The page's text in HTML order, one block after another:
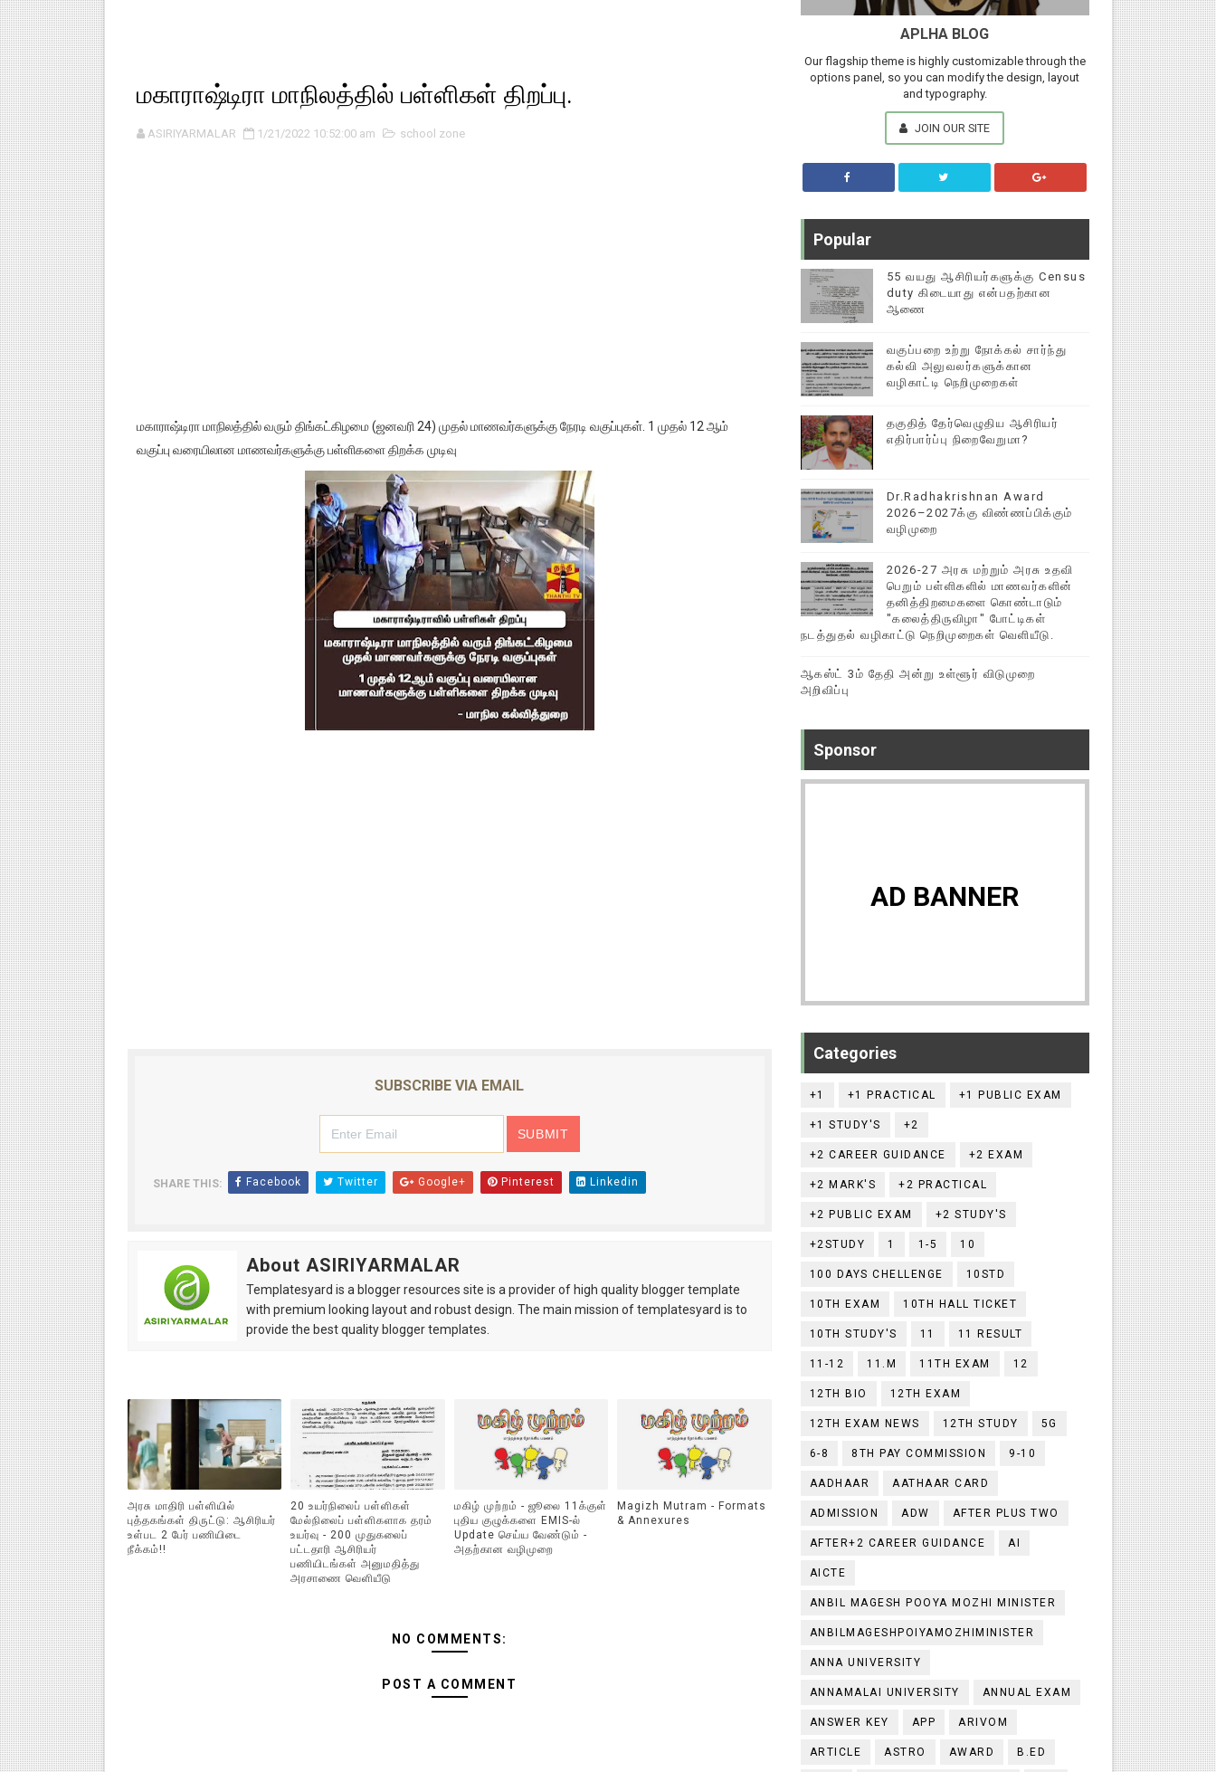
மகாராஷ்டிரா மாநிலத்தில் பள்ளிகள் திறப்பு.
ASIRIYARMALAR 1/21/2022 10:52:00 am school zone
மகாராஷ்டிரா மாநிலத்தில் வரும் திங்கட்கிழமை (ஜனவரி 24) முதல் மாணவர்களுக்கு நேரடி வகுப்புகள். 1 முதல் 12 ஆம்
வகுப்பு வரையிலான மாணவர்களுக்கு பள்ளிகளை திறக்க முடிவு
SUBSCRIBE VIA EMAIL
SHARE THIS: Facebook Twitter Google+ Pinterest Linkedin
About ASIRIYARMALAR
Templatesyard is a blogger resources site is a provider of high quality blogger template
with premium looking layout and robust design. The main mission of templatesyard is to
provide the best quality blogger templates.
அரசு மாதிரி பள்ளியில்
புத்தகங்கள் திருட்டு: ஆசிரியர்
உள்பட 2 பேர் பணியிடை
நீக்கம்!!
20 உயர்நிலைப் பள்ளிகள்
மேல்நிலைப் பள்ளிகளாக தரம்
உயர்வு - 200 முதுகலைப்
பட்டதாரி ஆசிரியர்
பணியிடங்கள் அனுமதித்து
அரசாணை வெளியீடு
மகிழ் முற்றம் - ஜூலை 11க்குள்
புதிய குழுக்களை EMIS-ல்
Update செய்ய வேண்டும் -
அதற்கான வழிமுறை
Magizh Mutram - Formats
& Annexures
NO COMMENTS:
POST A COMMENT
APLHA BLOG
Our flagship theme is highly customizable through the
options panel, so you can modify the design, layout
and typography.
JOIN OUR SITE
Popular
55 வயது ஆசிரியர்களுக்கு Census
duty கிடையாது என்பதற்கான
ஆணை
வகுப்பறை உற்று நோக்கல் சார்ந்து
கல்வி அலுவலர்களுக்கான
வழிகாட்டி நெறிமுறைகள்
தகுதித் தேர்வெழுதிய ஆசிரியர்
எதிர்பார்ப்பு நிறைவேறுமா?
Dr.Radhakrishnan Award
2026–2027க்கு விண்ணப்பிக்கும்
வழிமுறை
2026-27 அரசு மற்றும் அரசு உதவி
பெறும் பள்ளிகளில் மாணவர்களின்
தனித்திறமைகளை கொண்டாடும்
"கலைத்திருவிழா" போட்டிகள்
நடத்துதல் வழிகாட்டு நெறிமுறைகள் வெளியீடு.
ஆகஸ்ட் 3ம் தேதி அன்று உள்ளூர் விடுமுறை
அறிவிப்பு
Sponsor
AD BANNER
Categories
+1 +1 PRACTICAL +1 PUBLIC EXAM
+1 STUDY'S +2
+2 CAREER GUIDANCE +2 EXAM
+2 MARK'S +2 PRACTICAL
+2 PUBLIC EXAM +2 STUDY'S
+2STUDY 1 1-5 10
100 DAYS CHELLENGE 10STD
10TH EXAM 10TH HALL TICKET
10TH STUDY'S 11 11 RESULT
11-12 11.M 11TH EXAM 12
12TH BIO 12TH EXAM
12TH EXAM NEWS 12TH STUDY 5G
6-8 8TH PAY COMMISSION 9-10
AADHAAR AATHAAR CARD
ADMISSION ADW AFTER PLUS TWO
AFTER+2 CAREER GUIDANCE AI
AICTE
ANBIL MAGESH POOYA MOZHI MINISTER
ANBILMAGESHPOIYAMOZHIMINISTER
ANNA UNIVERSITY
ANNAMALAI UNIVERSITY ANNUAL EXAM
ANSWER KEY APP ARIVOM
ARTICLE ASTRO AWARD B.ED